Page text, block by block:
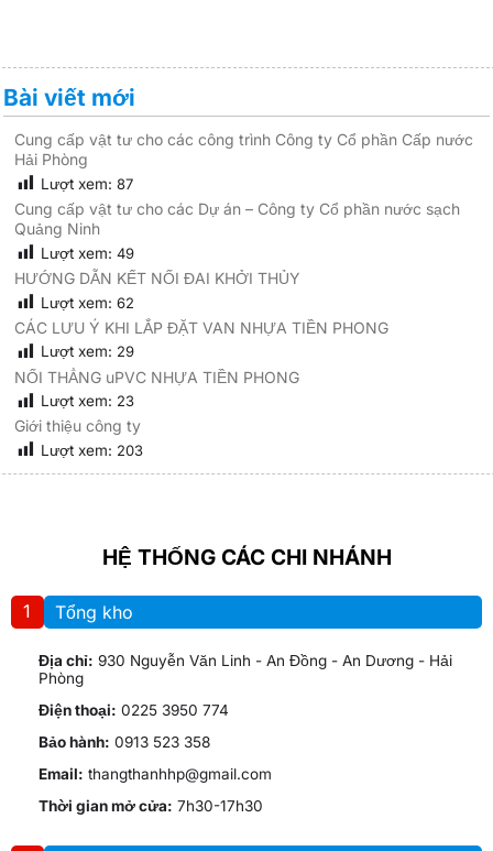
Bài viết mới
Cung cấp vật tư cho các công trình Công ty Cổ phần Cấp nước
Hải Phòng
Lượt xem: 87
Cung cấp vật tư cho các Dự án – Công ty Cổ phần nước sạch
Quảng Ninh
Lượt xem: 49
HƯỚNG DẪN KẾT NỐI ĐAI KHỞI THỦY
Lượt xem: 62
CÁC LƯU Ý KHI LẮP ĐẶT VAN NHỰA TIỀN PHONG
Lượt xem: 29
NỐI THẲNG uPVC NHỰA TIỀN PHONG
Lượt xem: 23
Giới thiệu công ty
Lượt xem: 203
HỆ THỐNG CÁC CHI NHÁNH
1 Tổng kho
Địa chỉ: 930 Nguyễn Văn Linh - An Đồng - An Dương - Hải
Phòng
Điện thoại: 0225 3950 774
Bảo hành: 0913 523 358
Email: thangthanhhp@gmail.com
Thời gian mở cửa: 7h30-17h30